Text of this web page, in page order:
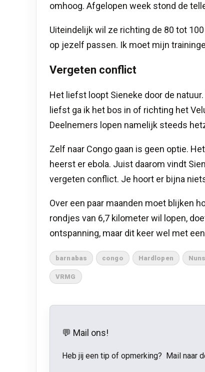
omhoog. Afgelopen week stond de
Uiteindelijk wil ze richting de 80 tot
op jezelf passen. Ik moet mijn
Vergeten conflict
Het liefst loopt Sieneke door de
liefst ga ik het bos in of richting het
Deelnemers lopen namelijk steeds
Zelf naar Congo gaan is geen optie.
heerst er ebola. Juist daarom vindt
vergeten conflict. Je hoort er bijna
Over een paar maanden moet blijken
rondjes van 6,7 kilometer wil lopen,
ontspanning, maar dit keer wel met
barnabas congo Hardlopen
VRMG
💬 Mail ons!
Heb jij een tip of opmerking? Mail naar